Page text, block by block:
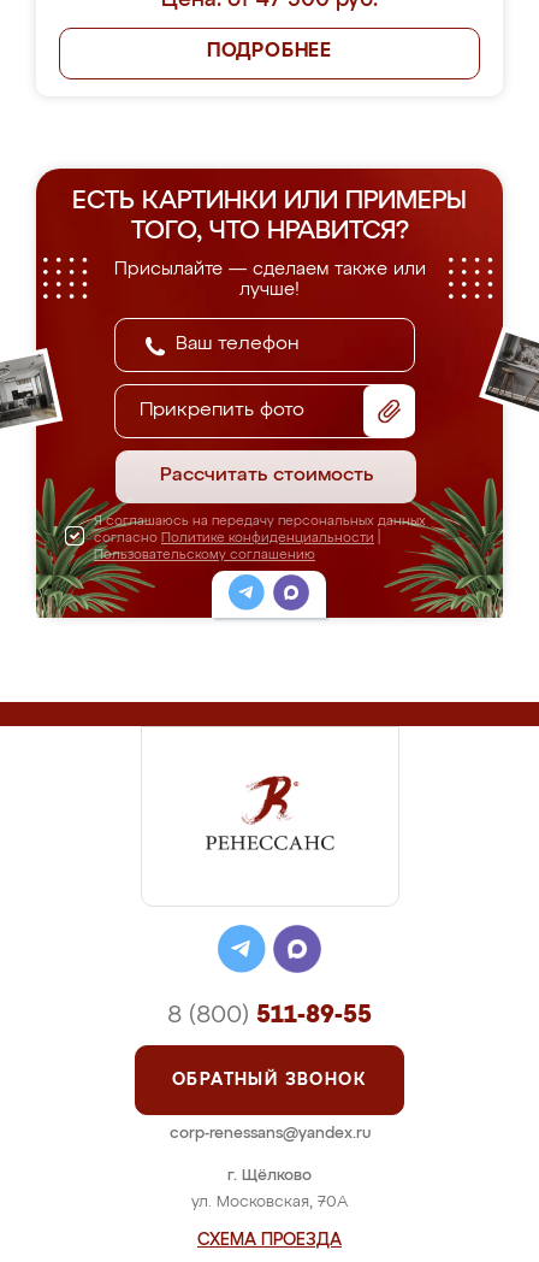
ПОДРОБНЕЕ
ЕСТЬ КАРТИНКИ ИЛИ ПРИМЕРЫ
ТОГО, ЧТО НРАВИТСЯ?
Присылайте — сделаем также или
лучше!
Прикрепить фото
Рассчитать стоимость
Я соглашаюсь на передачу персональных данных
согласно Политике конфиденциальности
Пользовательскому соглашению
г. Щёлково
ул. Московская, 70А
СХЕМА ПРОЕЗДА
8 (800) 511-89-55
ОБРАТНЫЙ ЗВОНОК
corp-renessans@yandex.ru